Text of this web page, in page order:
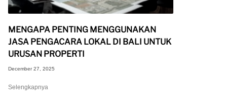
MENGAPA PENTING MENGGUNAKAN
JASA PENGACARA LOKAL DI BALI UNTUK
URUSAN PROPERTI
December 27, 2025
Selengkapnya